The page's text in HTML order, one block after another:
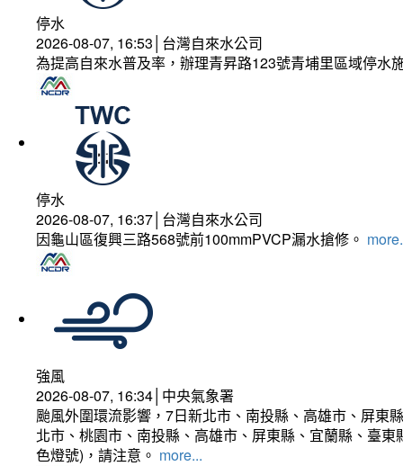
停水
2026-08-07, 16:53│台灣自來水公司
為提高自來水普及率，辦理青昇路123號青埔里區域停水
停水
2026-08-07, 16:37│台灣自來水公司
因龜山區復興三路568號前100mmPVCP漏水搶修。
強風
2026-08-07, 16:34│中央氣象署
颱風外圍環流影響，7日新北市、南投縣、高雄市、屏東
北市、桃園市、南投縣、高雄市、屏東縣、宜蘭縣、臺
色燈號)，請注意。 more...